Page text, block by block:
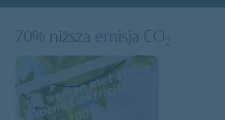
70% niższa emisja CO2